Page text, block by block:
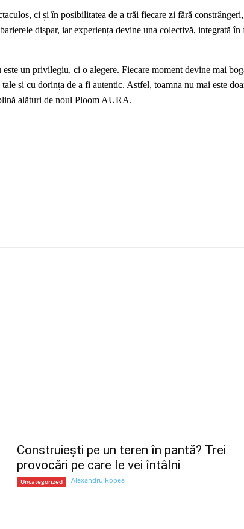
ci și în posibilitatea de a trăi fiecare zi fără
dispar, iar experiența devine una colectivă, integrată
un privilegiu, ci o alegere. Fiecare moment devine mai
și cu dorința de a fi autentic. Astfel, toamna nu mai este
alături de noul Ploom AURA.
Construiești pe un teren în pantă? Trei
provocări pe care le vei întâlni
Uncategorized Alexandru Robea